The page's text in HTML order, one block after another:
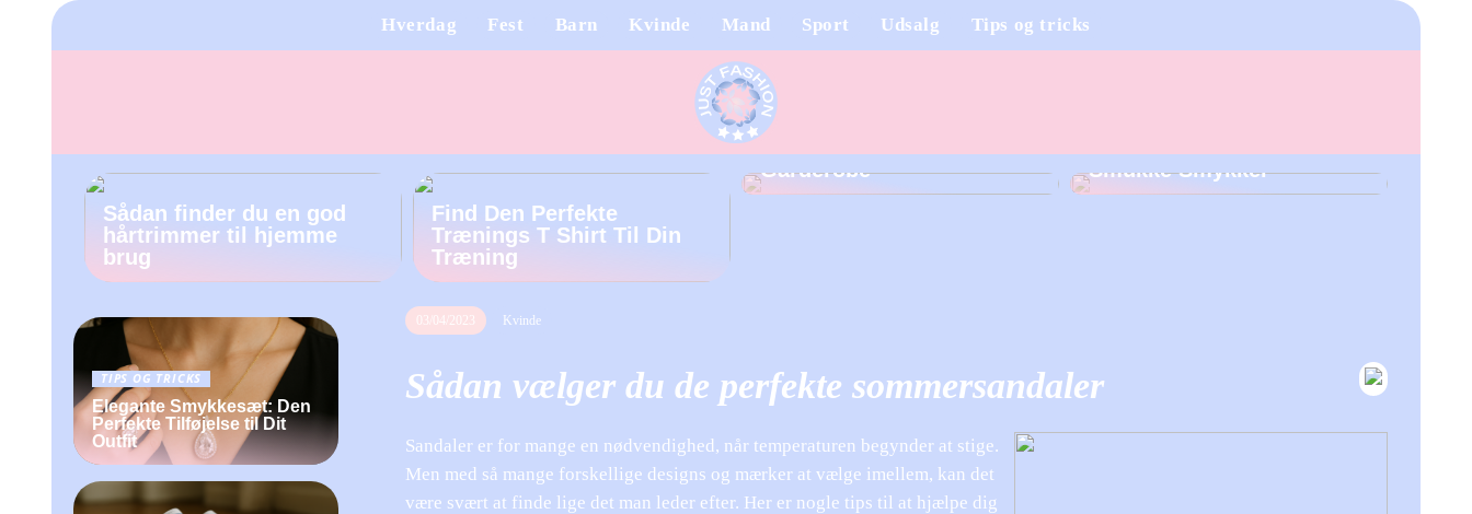
Hverdag Fest Barn Kvinde Mand Sport Udsalg Tips og tricks
Sådan finder du en god
hårtrimmer til hjemme
brug
Find Den Perfekte
Trænings T Shirt Til Din
Træning
Cardigan Dame: Den
Garderobe
Smukke Smykker
03/04/2023 Kvinde
Sådan vælger du de perfekte sommersandaler
Sandaler er for mange en nødvendighed, når temperaturen begynder at stige.
Men med så mange forskellige designs og mærker at vælge imellem, kan det
være svært at finde lige det man leder efter. Her er nogle tips til at hjælpe dig
TIPS OG TRICKS
Elegante Smykkesæt: Den
Perfekte Tilføjelse til Dit
Outfit